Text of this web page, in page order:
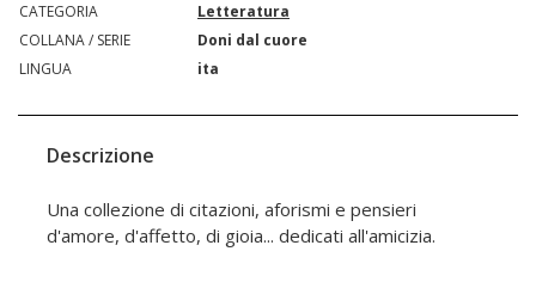
CATEGORIA
Letteratura
COLLANA / SERIE
Doni dal cuore
LINGUA
ita
Descrizione
Una collezione di citazioni, aforismi e pensieri
d'amore, d'affetto, di gioia... dedicati all'amicizia.